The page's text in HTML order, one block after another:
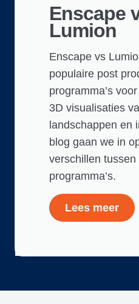
Enscape
Lumion
Enscape vs
populaire post
programma’s
3D visualisaties
landschappen en
blog gaan we in
verschillen tussen
programma’s.
Lees meer